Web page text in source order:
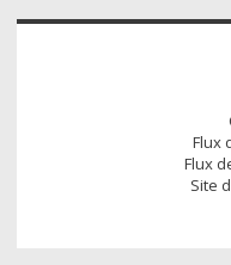
Flux
Flux
Site